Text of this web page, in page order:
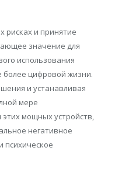
рисках и принятие
значение для
использования
цифровой жизни.
и устанавливая
мере
мощных устройств,
негативное
психическое